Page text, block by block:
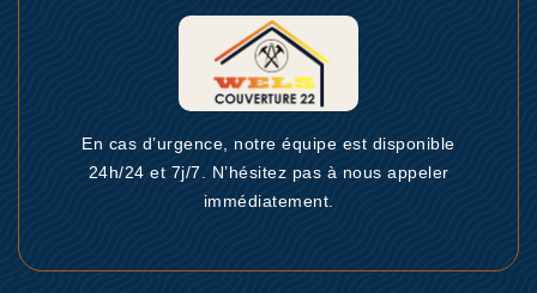
En cas d’urgence, notre équipe est disponible
24h/24 et 7j/7. N’hésitez pas à nous appeler
immédiatement.